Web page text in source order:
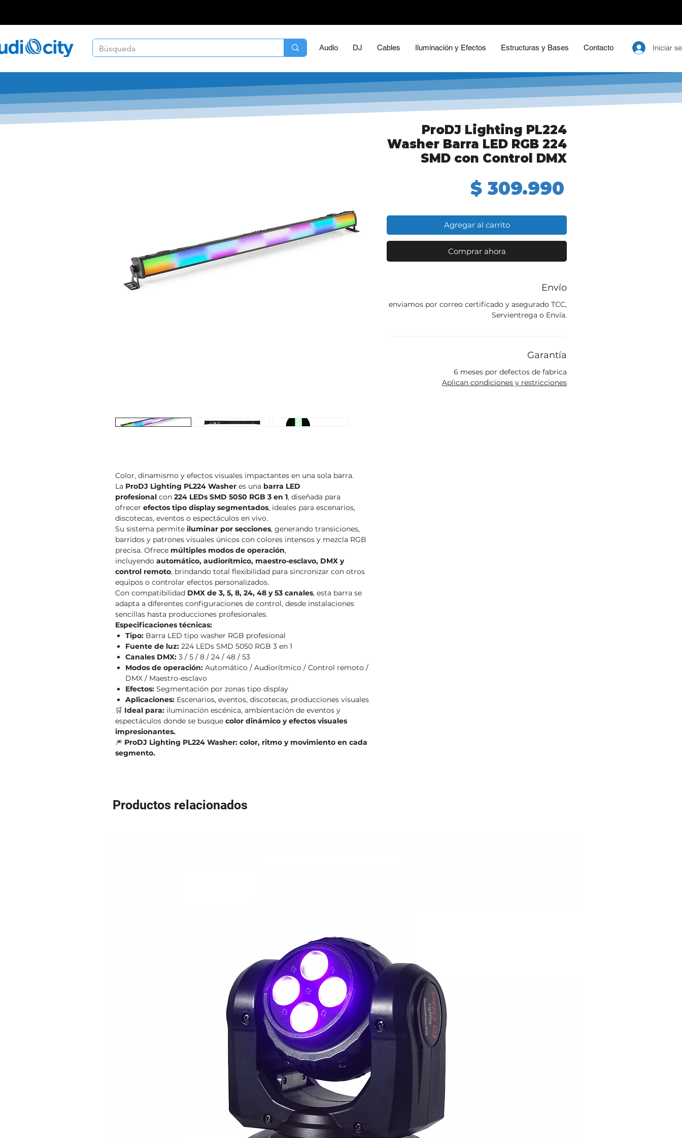
Audio DJ Cables Iluminación y Efectos Estructuras y Bases Contacto Iniciar
Color, dinamismo y efectos visuales impactantes en una sola barra.
La ProDJ Lighting PL224 Washer es una barra LED
profesional con 224 LEDs SMD 5050 RGB 3 en 1, diseñada para
ofrecer efectos tipo display segmentados, ideales para escenarios,
discotecas, eventos o espectáculos en vivo.
Su sistema permite iluminar por secciones, generando transiciones,
barridos y patrones visuales únicos con colores intensos y mezcla RGB
precisa. Ofrece múltiples modos de operación,
incluyendo automático, audiorítmico, maestro-esclavo, DMX y
control remoto, brindando total flexibilidad para sincronizar con otros
equipos o controlar efectos personalizados.
Con compatibilidad DMX de 3, 5, 8, 24, 48 y 53 canales, esta barra se
adapta a diferentes configuraciones de control, desde instalaciones
sencillas hasta producciones profesionales.
Especificaciones técnicas:
Tipo: Barra LED tipo washer RGB profesional
Fuente de luz: 224 LEDs SMD 5050 RGB 3 en 1
Canales DMX: 3 / 5 / 8 / 24 / 48 / 53
Modos de operación: Automático / Audiorítmico / Control remoto /
DMX / Maestro-esclavo
Efectos: Segmentación por zonas tipo display
Aplicaciones: Escenarios, eventos, discotecas, producciones visuales
🛒 Ideal para: iluminación escénica, ambientación de eventos y
espectáculos donde se busque color dinámico y efectos visuales
impresionantes.
🎆 ProDJ Lighting PL224 Washer: color, ritmo y movimiento en cada
segmento.
ProDJ Lighting PL224
Washer Barra LED RGB 224
SMD con Control DMX
$ 309.990
Agregar al carrito
Comprar ahora
Envío
enviamos por correo certificado y asegurado TCC,
Servientrega o Envía.
Garantía
6 meses por defectos de fabrica
Aplican condiciones y restricciones
Productos relacionados